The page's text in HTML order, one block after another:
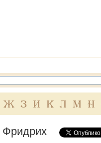
Ж З И К Л М Н
Фридрих